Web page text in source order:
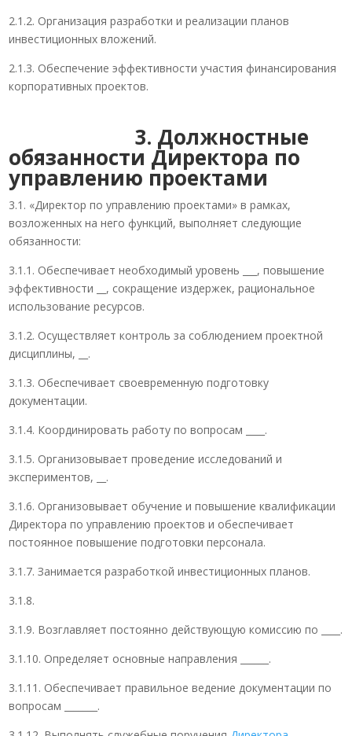
2.1.2. Организация разработки и реализации планов
инвестиционных вложений.
2.1.3. Обеспечение эффективности участия финансирования
корпоративных проектов.
3. Должностные
обязанности Директора по
управлению проектами
3.1. «Директор по управлению проектами» в рамках,
возложенных на него функций, выполняет следующие
обязанности:
3.1.1. Обеспечивает необходимый уровень ___, повышение
эффективности __, сокращение издержек, рациональное
использование ресурсов.
3.1.2. Осуществляет контроль за соблюдением проектной
дисциплины, __.
3.1.3. Обеспечивает своевременную подготовку
документации.
3.1.4. Координировать работу по вопросам ____.
3.1.5. Организовывает проведение исследований и
экспериментов, __.
3.1.6. Организовывает обучение и повышение квалификации
Директора по управлению проектов и обеспечивает
постоянное повышение подготовки персонала.
3.1.7. Занимается разработкой инвестиционных планов.
3.1.8.
3.1.9. Возглавляет постоянно действующую комиссию по ____.
3.1.10. Определяет основные направления ______.
3.1.11. Обеспечивает правильное ведение документации по
вопросам _______.